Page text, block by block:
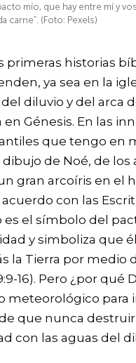
mío, que hay entre mí y
carne”. (Foto: Pexels)
primeras historias
ya sea en la
del diluvio y del arca
en Génesis. En las
que tengo en
de Noé, de los
gran arcoíris en el
con las
es el símbolo del
y simboliza que
la Tierra por medio
16). Pero ¿por qué
meteorológico para
que nunca
con las aguas del